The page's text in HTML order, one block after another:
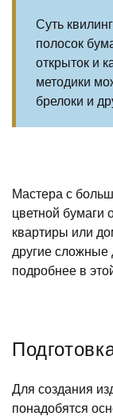
Суть
полосок
открыток и
методики
брелоки и
Мастера с
цветной бумаги
квартиры или
другие сложные
подробнее в
Для создания
понадобятся